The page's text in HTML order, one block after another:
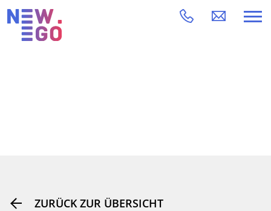
ZURÜCK ZUR ÜBERSICHT